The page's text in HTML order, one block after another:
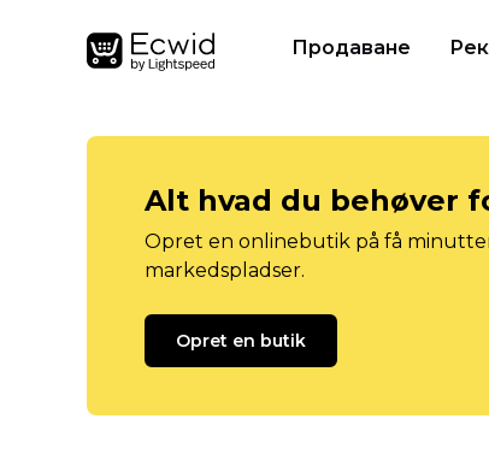
Продаване
Alt hvad du behøver
Opret en onlinebutik på få
markedspladser.
Opret en butik